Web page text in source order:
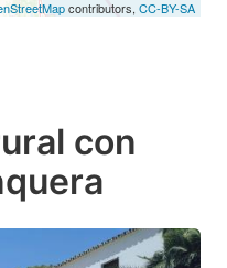
contributors, CC-BY-SA
con